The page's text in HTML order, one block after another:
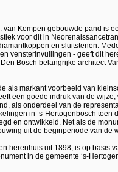
van Kempen gebouwde pand is
voor dit in
en sluitstenen.
vensterinvullingen - geeft dit
Bosch belangrijke architect
als markant voorbeeld van
een goede indruk van de
als onderdeel van de
in ’s-Hertogenbosch toen
en ontwikkeld. Net als de
uit de beginperiode van de
herenhuis uit 1898, is op basis
in de gemeente ‘s-